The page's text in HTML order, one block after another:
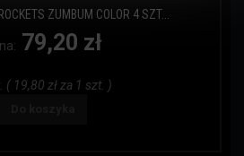
ZUMBUM COLOR 4 SZT...
79,20 zł
( 19,80 zł za 1 szt. )